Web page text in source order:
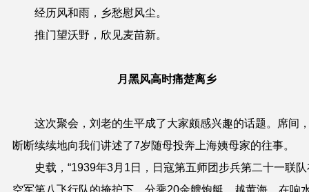
经历风和雨，乡愁慰风尘。
推门望沃野，欣见麦苗新。
月黑风高时痛楚离乡
这次聚会，刘老的生平成了大家颇感兴趣的话题。席间
断断续续地向我们讲述了7岁随母投奔上海姨母家的往事。
史载，“1939年3月1日，日寇第五师团步兵第二十一联队
空军第八飞行队的掩护下，分乘20余艘炮艇，越黄海，在响